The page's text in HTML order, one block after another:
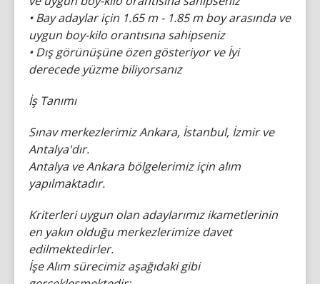
• Bay adaylar için 1.65 m - 1.85 m boy arasında ve
uygun boy-kilo orantısına sahipseniz
• Dış görünüşüne özen gösteriyor ve İyi
derecede yüzme biliyorsanız
İş Tanımı
Sınav merkezlerimiz Ankara, İstanbul, İzmir ve
Antalya'dır.
Antalya ve Ankara bölgelerimiz için alım
yapılmaktadır.
Kriterleri uygun olan adaylarımız ikametlerinin
en yakın olduğu merkezlerimize davet
edilmektedirler.
İşe Alım sürecimiz aşağıdaki gibi